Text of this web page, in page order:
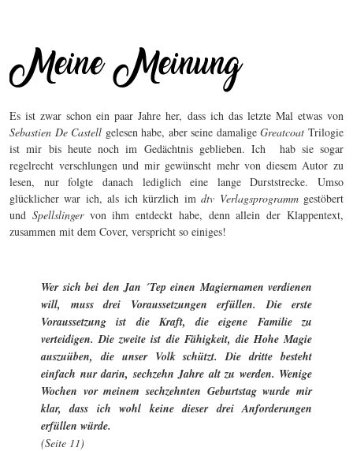
Es ist zwar schon ein paar Jahre her, dass ich das letzte Mal etwas von
Sebastien De Castell gelesen habe, aber seine damaligeGreatcoat Trilogie
ist mir bis heute noch im Gedächtnis geblieben. Ich hab sie sogar
regelrecht verschlungen und mir gewünscht mehr von diesem Autor zu
lesen, nur folgte danach lediglich eine lange Durststrecke. Umso
glücklicher war ich, als ich kürzlich imdtv Verlagsprogrammgestöbert
und Spellslingervon ihm entdeckt habe, denn allein der Klappentext,
zusammen mit dem Cover, verspricht so einiges!
Wer sich bei den Jan ´Tep einen Magiernamen verdienen
will, muss drei Voraussetzungen erfüllen. Die erste
Voraussetzung ist die Kraft, die eigene Familie zu
verteidigen. Die zweite ist die Fähigkeit, die Hohe Magie
auszuüben, die unser Volk schützt. Die dritte besteht
einfach nur darin, sechzehn Jahre alt zu werden. Wenige
Wochen vor meinem sechzehnten Geburtstag wurde mir
klar, dass ich wohl keine dieser drei Anforderungen
erfüllen würde.
(Seite 11)